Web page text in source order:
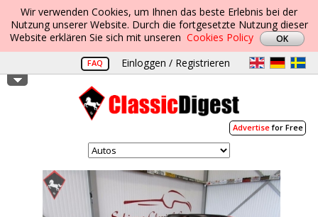
Wir verwenden Cookies, um Ihnen das beste Erlebnis bei der
Nutzung unserer Website. Durch die fortgesetzte Nutzung dieser
Website erklären Sie sich mit unseren Cookies Policy
FAQ Einloggen / Registrieren
Advertisefor Free